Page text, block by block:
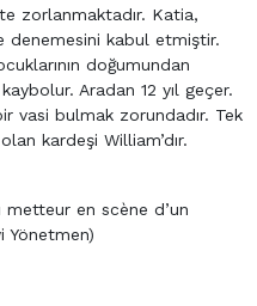
zorlanmaktadır. Katia,
denemesini kabul etmiştir.
doğumundan
Aradan 12 yıl geçer.
vasi bulmak zorundadır. Tek
kardeşi William’dır.
en scène d’un